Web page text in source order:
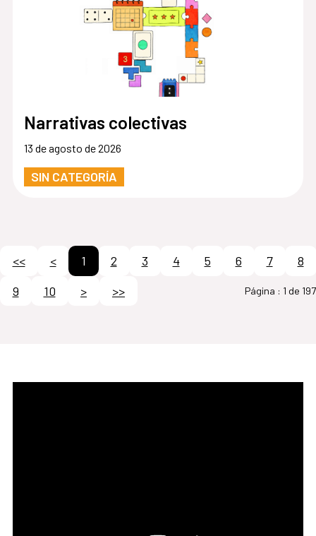
Narrativas colectivas
13 de agosto de 2026
SIN CATEGORÍA
<< < 1 2 3 4 5 6 7
8
9
10 > >> Página : 1 de 197